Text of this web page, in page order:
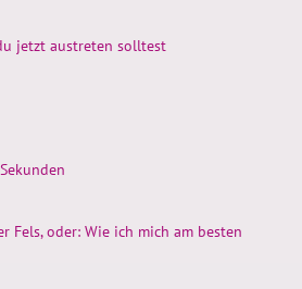
jetzt austreten solltest
Fels, oder: Wie ich mich am besten